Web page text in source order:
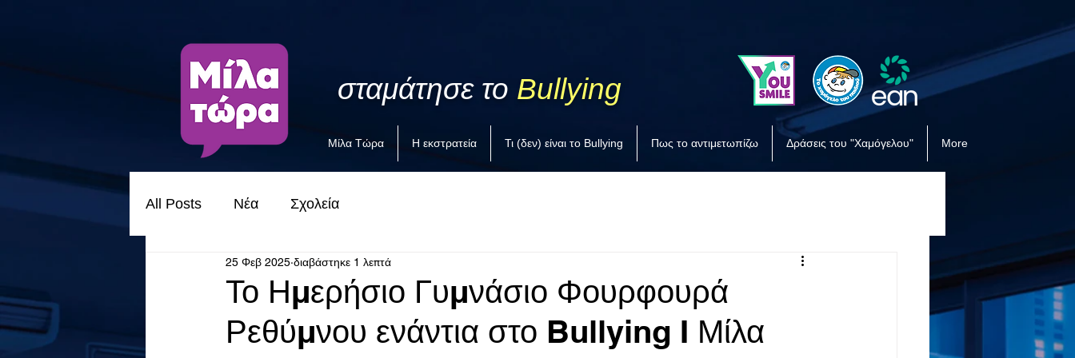
σταμάτησε το Bullying
Μίλα Τώρα Η εκστρατεία Τι (δεν) είναι το Bullying Πως το αντιμετωπίζω Δράσεις του "Χαμόγελου" More
All Posts Νέα Σχολεία
Το Ημερήσιο Γυμνάσιο Φουρφουρά
Ρεθύμνου ενάντια στο Bullying I Μίλα
25 Φεβ 2025 διαβάστηκε 1 λεπτά